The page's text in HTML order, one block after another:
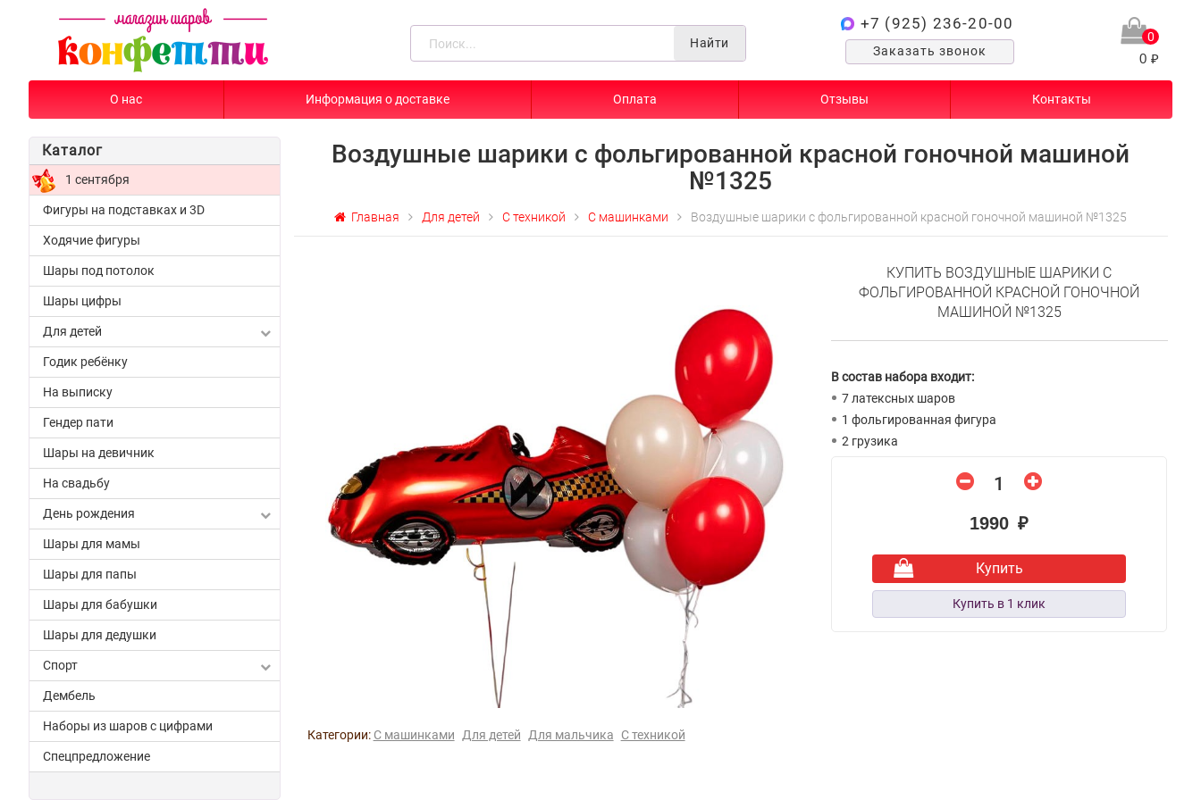
Найти
+7 (925) 236-20-00
Заказать звонок
0
0 ₽
О нас Информация о доставке Оплата Отзывы Контакты
Каталог
1 сентября
Фигуры на подставках и 3D
Ходячие фигуры
Шары под потолок
Шары цифры
Для детей
Годик ребёнку
На выписку
Гендер пати
Шары на девичник
На свадьбу
День рождения
Шары для мамы
Шары для папы
Шары для бабушки
Шары для дедушки
Спорт
Дембель
Наборы из шаров с цифрами
Спецпредложение
Воздушные шарики с фольгированной красной гоночной машиной
№1325
Главная Для детей С техникой С машинками Воздушные шарики с фольгированной красной гоночной машиной №1325
Категории: С машинками Для детей Для мальчика С техникой
КУПИТЬ ВОЗДУШНЫЕ ШАРИКИ С
ФОЛЬГИРОВАННОЙ КРАСНОЙ ГОНОЧНОЙ
МАШИНОЙ №1325
В состав набора входит:
7 латексных шаров
1 фольгированная фигура
2 грузика
1990 ₽
Купить